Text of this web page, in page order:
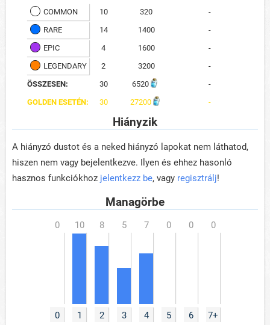
COMMON
10 320
-
RARE
14 1400
-
EPIC
4 1600
-
LEGENDARY
2 3200
-
ÖSSZESEN:
30 6520
-
GOLDEN ESETÉN:
30 27200 -
Hiányzik
A hiányzó dustot és a neked hiányzó lapokat nem láthatod,
hiszen nem vagy bejelentkezve. Ilyen és ehhez hasonló
hasznos funkciókhoz jelentkezz be, vagy regisztrálj!
Managörbe
0 1 2 3 4 5 6 7+